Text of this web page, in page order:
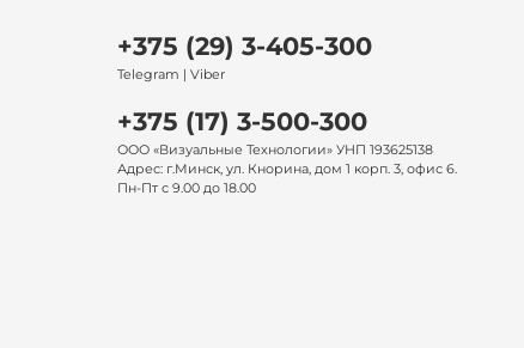
+375 (29) 3-405-300
Telegram | Viber
+375 (17) 3-500-300
ООО «Визуальные Технологии» УНП 193625138
Адрес: г.Минск, ул. Кнорина, дом 1 корп. 3, офис 6.
Пн-Пт с 9.00 до 18.00